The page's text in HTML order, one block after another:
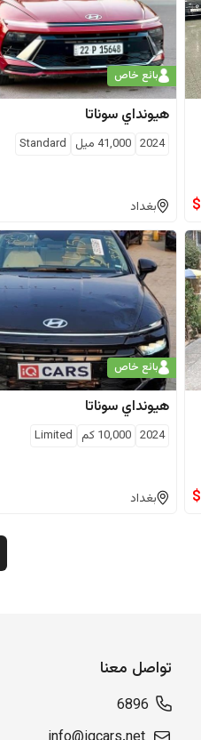
$
بائع خاص
هيونداي سوناتا
2024
41,000 ميل Standard
بغداد
$
بائع خاص
هيونداي سوناتا
2024
10,000 كم Limited
بغداد
تواصل معنا
6896